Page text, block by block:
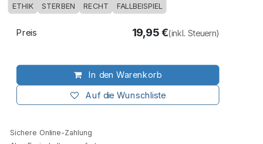
ETHIK STERBEN RECHT FALLBEISPIEL
In den Warenkorb
Auf die Wunschliste
Preis 19,95€(inkl. Steuern)
Sichere Online-Zahlung